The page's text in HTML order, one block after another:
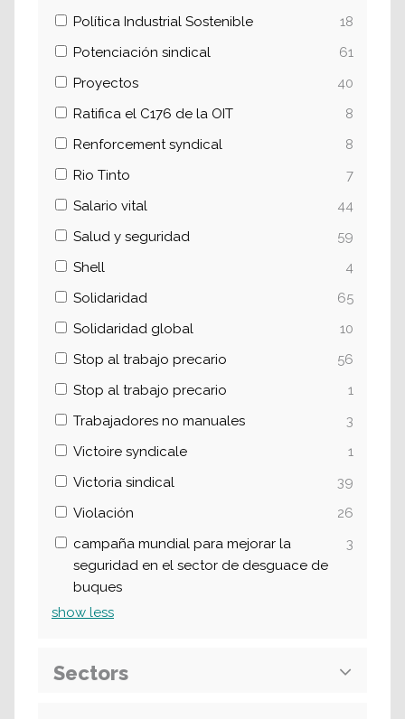
Política Industrial Sostenible
18
Potenciación sindical
61
Proyectos
40
Ratifica el C176 de la OIT
8
Renforcement syndical
8
Rio Tinto
7
Salario vital
44
Salud y seguridad
59
Shell
4
Solidaridad
65
Solidaridad global
10
Stop al trabajo precario
56
Stop al trabajo precario
1
Trabajadores no manuales
3
Victoire syndicale
1
Victoria sindical
39
Violación
26
campaña mundial para mejorar la
seguridad en el sector de desguace de
buques
3
show less
Sectors